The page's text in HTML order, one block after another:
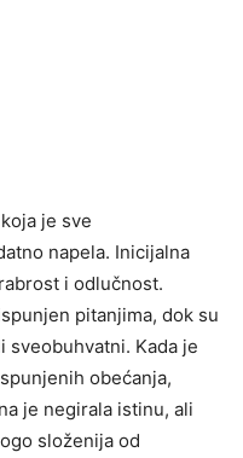
je sve
napela. Inicijalna
i odlučnost.
pitanjima, dok su
sveobuhvatni. Kada je
obećanja,
je negirala istinu, ali
složenija od